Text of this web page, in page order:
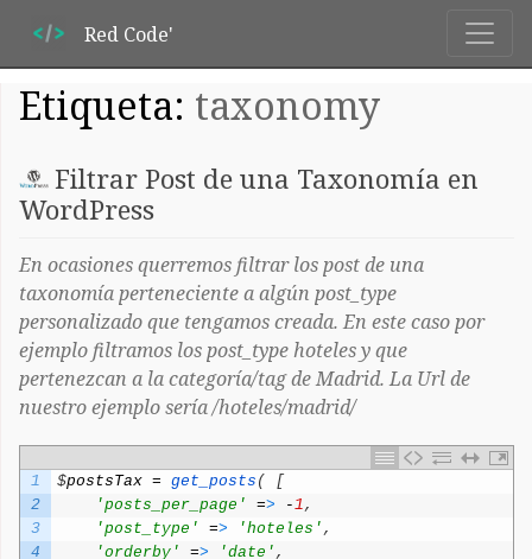
Red Code'
Etiqueta: taxonomy
Filtrar Post de una Taxonomía en
WordPress
En ocasiones querremos filtrar los post de una
taxonomía perteneciente a algún post_type
personalizado que tengamos creada. En este caso por
ejemplo filtramos los post_type hoteles y que
pertenezcan a la categoría/tag de Madrid. La Url de
nuestro ejemplo sería /hoteles/madrid/
1
2
3
4
$postsTax = get_posts (
[
'posts_per_page'
=> -1,
'post_type'
=> 'hoteles' ,
'orderby'
=> 'date' ,